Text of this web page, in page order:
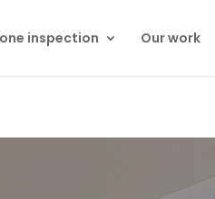
inspection Our work